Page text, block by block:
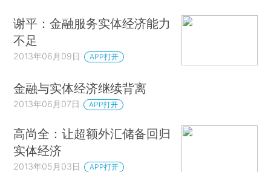
谢平：金融服务实体经济能力
不足
2013年06月09日 APP打开
金融与实体经济继续背离
2013年06月07日 APP打开
高尚全：让超额外汇储备回归
实体经济
2013年05月03日 APP打开